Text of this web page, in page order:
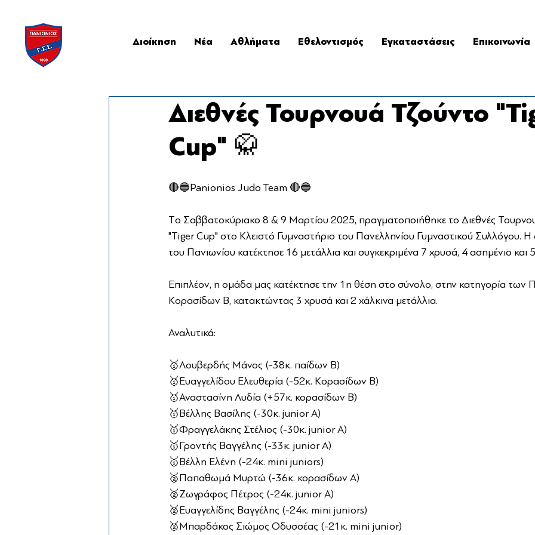
Διοίκηση Νέα Αθλήματα Εθελοντισμός Εγκαταστάσεις Επικοινωνία
Διεθνές Τουρνουά Τζούντο
Cup" 🥋
🔴🔵Panionios Judo Team 🔴🔵
Τo Σαββατοκύριακο 8 & 9 Μαρτίου 2025, πραγματοποιήθηκε το Διεθνές
"Tiger Cup" στο Κλειστό Γυμναστήριο του Πανελληνίου Γυμναστικού Συλλόγου.
του Πανιωνίου κατέκτησε 16 μετάλλια και συγκεκριμένα 7 χρυσά, 4 ασημένιο και
Επιπλέον, η ομάδα μας κατέκτησε την 1η θέση στο σύνολο, στην κατηγορία των
Κορασίδων Β, κατακτώντας 3 χρυσά και 2 χάλκινα μετάλλια.
Αναλυτικά:
🥇Λουβερδής Μάνος (-38κ. παίδων Β)
🥇Ευαγγελίδου Ελευθερία (-52κ. Κορασίδων Β)
🥇Αναστασίνη Λυδία (+57κ. κορασίδων Β)
🥇Βέλλης Βασίλης (-30κ. junior A)
🥇Φραγγελάκης Στέλιος (-30κ. junior A)
🥇Γροντής Βαγγέλης (-33κ. junior A)
🥇Βέλλη Ελένη (-24κ. mini juniors)
🥈Παπαθωμά Μυρτώ (-36κ. κορασίδων Α)
🥈Ζωγράφος Πέτρος (-24κ. junior Α)
🥈Ευαγγελίδης Βαγγέλης (-24κ. mini juniors)
🥈Μπαρδάκος Σιώμος Οδυσσέας (-21κ. mini junior)